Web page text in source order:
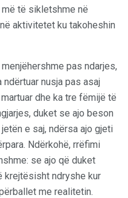
të sikletshme në
aktivitetet ku takoheshin
pas ndarjes,
nusja pas asaj
dhe ka tre fëmijë të
duket se ajo beson
e saj, ndërsa ajo gjeti
Ndërkohë, rrëfimi
se ajo që duket
krejtësisht ndryshe kur
me realitetin.